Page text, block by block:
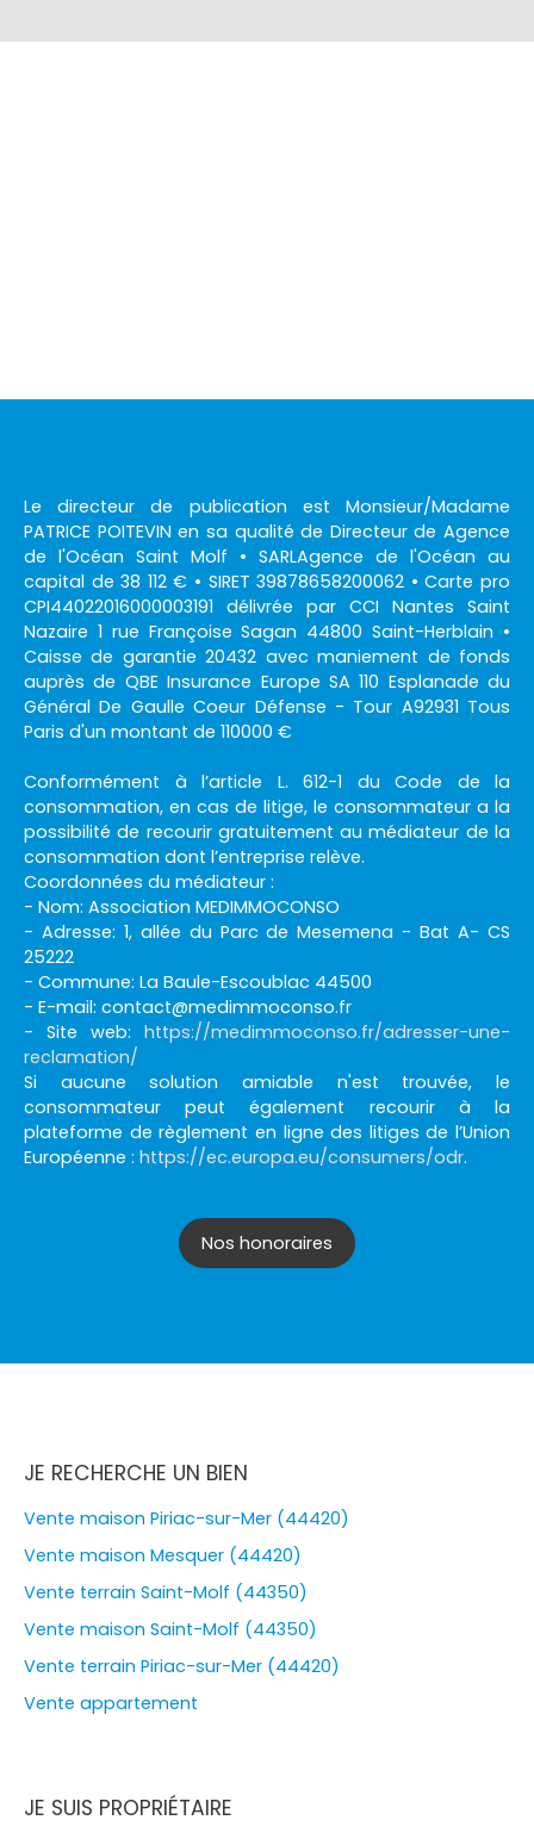
Le directeur de publication est Monsieur/Madame
PATRICE POITEVIN en sa qualité de Directeur de Agence
de l'Océan Saint Molf • SARLAgence de l'Océan au
capital de 38 112 € • SIRET 39878658200062 • Carte pro
CPI44022016000003191 délivrée par CCI Nantes Saint
Nazaire 1 rue Françoise Sagan 44800 Saint-Herblain •
Caisse de garantie 20432 avec maniement de fonds
auprès de QBE Insurance Europe SA 110 Esplanade du
Général De Gaulle Coeur Défense - Tour A92931 Tous
Paris d'un montant de 110000 €
Conformément à l’article L. 612-1 du Code de la
consommation, en cas de litige, le consommateur a la
possibilité de recourir gratuitement au médiateur de la
consommation dont l’entreprise relève.
Coordonnées du médiateur :
- Nom: Association MEDIMMOCONSO
- Adresse: 1, allée du Parc de Mesemena - Bat A- CS
25222
- Commune: La Baule-Escoublac 44500
- E-mail: contact@medimmoconso.fr
- Site web: https://medimmoconso.fr/adresser-une-
reclamation/
Si aucune solution amiable n'est trouvée, le
consommateur peut également recourir à la
plateforme de règlement en ligne des litiges de l’Union
Européenne : https://ec.europa.eu/consumers/odr.
Nos honoraires
JE RECHERCHE UN BIEN
Vente maison Piriac-sur-Mer (44420)
Vente maison Mesquer (44420)
Vente terrain Saint-Molf (44350)
Vente maison Saint-Molf (44350)
Vente terrain Piriac-sur-Mer (44420)
Vente appartement
JE SUIS PROPRIÉTAIRE